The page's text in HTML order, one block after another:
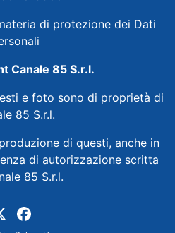
di protezione dei Dati
Canale 85 S.r.l.
e foto sono di proprietà di
85 S.r.l.
di questi, anche in
di autorizzazione scritta
85 S.r.l.